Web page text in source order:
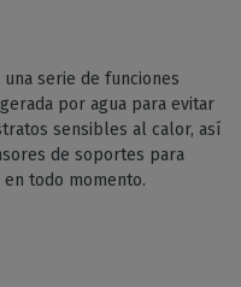
serie de funciones
por agua para evitar
sensibles al calor, así
de soportes para
todo momento.